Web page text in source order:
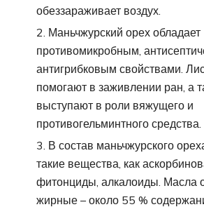
обеззараживает воздух.
Маньчжурский орех обладает
противомикробным,
антигрибковым свойствами.
помогают в заживлении ран, а
выступают в роли вяжущего и
противогельминтного средства.
В состав маньчжурского
такие вещества, как
фитонциды, алкалоиды. Масла
жирные – около 55 %